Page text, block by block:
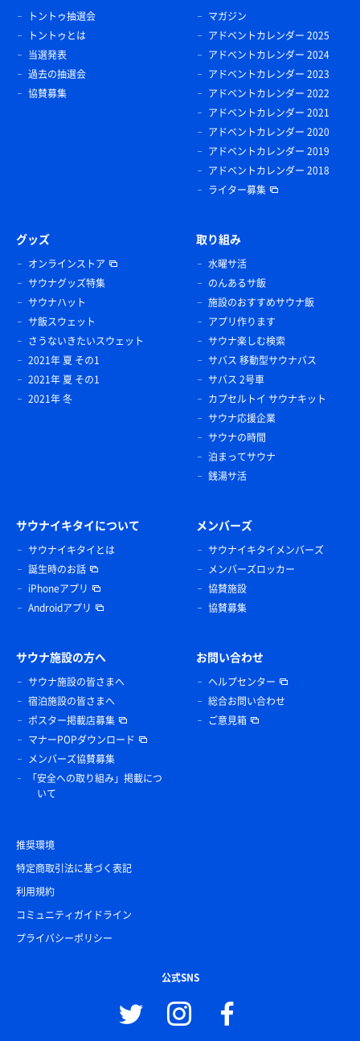
トントゥ抽選会
トントゥとは
当選発表
過去の抽選会
協賛募集
マガジン
アドベントカレンダー 2025
アドベントカレンダー 2024
アドベントカレンダー 2023
アドベントカレンダー 2022
アドベントカレンダー 2021
アドベントカレンダー 2020
アドベントカレンダー 2019
アドベントカレンダー 2018
ライター募集
グッズ
オンラインストア
サウナグッズ特集
サウナハット
サ飯スウェット
さうないきたいスウェット
2021年 夏 その1
2021年 夏 その1
2021年 冬
取り組み
水曜サ活
のんあるサ飯
施設のおすすめサウナ飯
アプリ作ります
サウナ楽しむ検索
サバス 移動型サウナバス
サバス 2号車
カプセルトイ サウナキット
サウナ応援企業
サウナの時間
泊まってサウナ
銭湯サ活
サウナイキタイについて
サウナイキタイとは
誕生時のお話
iPhoneアプリ
Androidアプリ
メンバーズ
サウナイキタイメンバーズ
メンバーズロッカー
協賛施設
協賛募集
サウナ施設の方へ
サウナ施設の皆さまへ
宿泊施設の皆さまへ
ポスター掲載店募集
マナーPOPダウンロード
メンバーズ協賛募集
「安全への取り組み」掲載につ
いて
お問い合わせ
ヘルプセンター
総合お問い合わせ
ご意見箱
推奨環境
特定商取引法に基づく表記
利用規約
コミュニティガイドライン
プライバシーポリシー
公式SNS